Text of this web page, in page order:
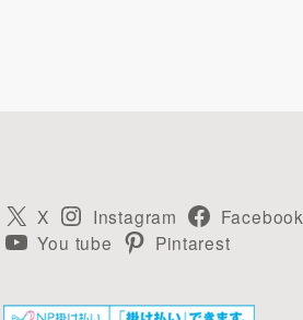
X Instagram
Facebook
You tube
Pintarest